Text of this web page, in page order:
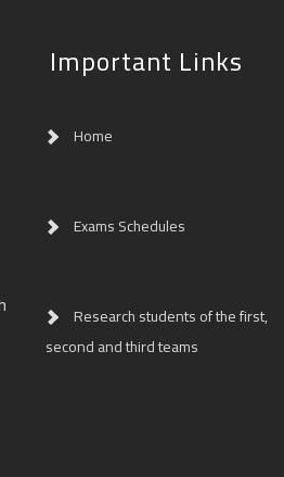
Important Links
Home
Exams Schedules
Research students of the first,
second and third teams